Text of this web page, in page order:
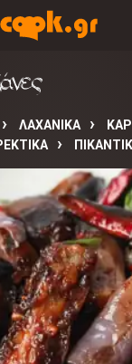
ΛΑΧΑΝΙΚΑ